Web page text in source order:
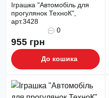
Іграшка "Автомобіль для
прогулянок ТехноК",
арт.3428
0
955 грн
До кошика